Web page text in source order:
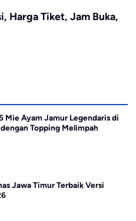
Harga Tiket, Jam Buka,
Mie Ayam Jamur Legendaris di
Topping Melimpah
Jawa Timur Terbaik Versi